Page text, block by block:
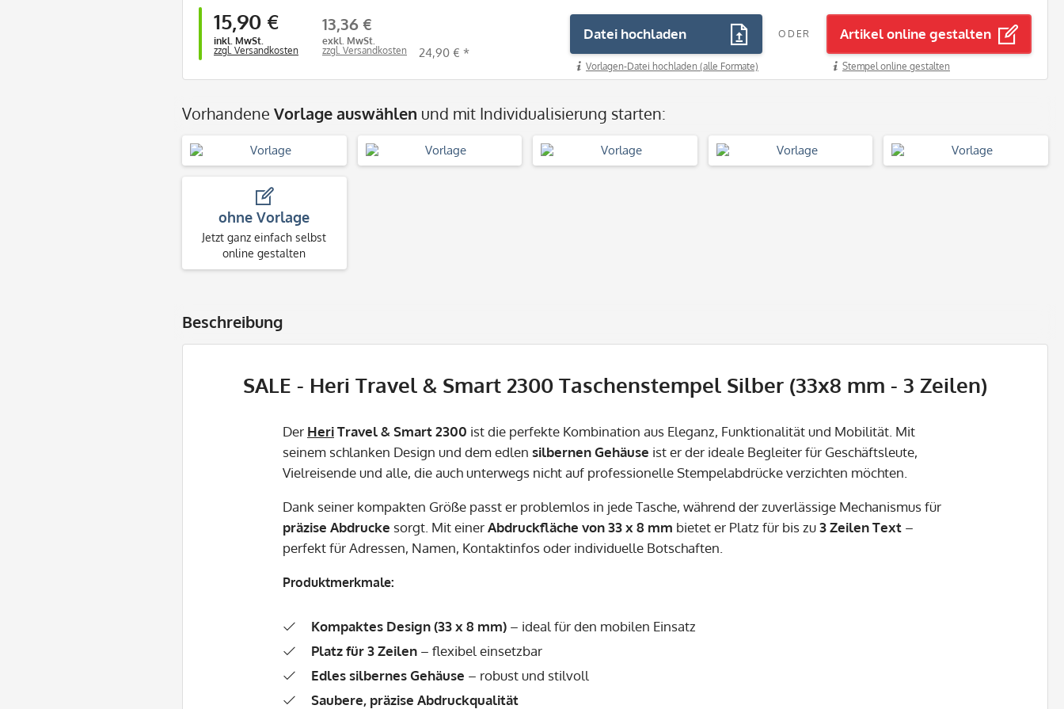
15,90 €
inkl. MwSt.
zzgl. Versandkosten
13,36 €
exkl. MwSt.
zzgl. Versandkosten
24,90 € *
Datei hochladen
Vorlagen-Datei hochladen (alle Formate)
ODER Artikel online gestalten
Stempel online gestalten
Vorhandene Vorlage auswählen und mit Individualisierung starten:
ohne Vorlage
Jetzt ganz einfach selbst
online gestalten
Beschreibung
SALE - Heri Travel & Smart 2300 Taschenstempel Silber (33x8 mm - 3 Zeilen)
Der HeriTravel & Smart 2300 ist die perfekte Kombination aus Eleganz, Funktionalität und Mobilität. Mit
seinem schlanken Design und dem edlen silbernen Gehäuse ist er der ideale Begleiter für Geschäftsleute,
Vielreisende und alle, die auch unterwegs nicht auf professionelle Stempelabdrücke verzichten möchten.
Dank seiner kompakten Größe passt er problemlos in jede Tasche, während der zuverlässige Mechanismus für
präzise Abdrucke sorgt. Mit einerAbdruckfläche von 33 x 8 mm bietet er Platz für bis zu3 Zeilen Text –
perfekt für Adressen, Namen, Kontaktinfos oder individuelle Botschaften.
Produktmerkmale:
Kompaktes Design (33 x 8 mm) – ideal für den mobilen Einsatz
Platz für 3 Zeilen – flexibel einsetzbar
Edles silbernes Gehäuse – robust und stilvoll
Saubere, präzise Abdruckqualität